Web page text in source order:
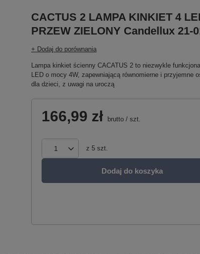
CACTUS 2 LAMPA KINKIET 4
PRZEW ZIELONY Candellux 21-
+ Dodaj do porównania
Lampa kinkiet ścienny CACATUS 2 to niezwykle
LED o mocy 4W, zapewniającą równomierne i
dla dzieci, z uwagi na uroczą
166,99 zł brutto / szt.
z 5 szt.
Dodaj do koszyka